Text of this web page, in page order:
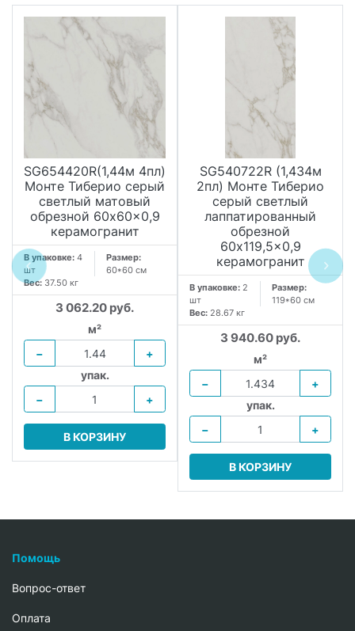
SG654420R(1,44м 4пл)
Монте Тиберио серый
светлый матовый
обрезной 60x60x0,9
керамогранит
В упаковке: 4
шт
Размер:
60*60 см
Вес: 37.50 кг
3 062.20 руб.
м²
−
+
упак.
−
+
В КОРЗИНУ
SG540722R (1,434м
2пл) Монте Тиберио
серый светлый
лаппатированный
обрезной
60x119,5x0,9
керамогранит
В упаковке: 2
шт
Размер:
119*60 см
Вес: 28.67 кг
3 940.60 руб.
м²
−
+
упак.
−
+
В КОРЗИНУ
Помощь
Вопрос-ответ
Oплата